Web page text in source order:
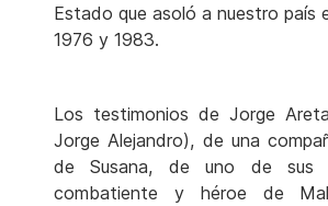
Estado que asoló a nuestro país
1976 y 1983.
Los testimonios de Jorge
Jorge Alejandro), de una
de Susana, de uno de sus
combatiente y héroe de